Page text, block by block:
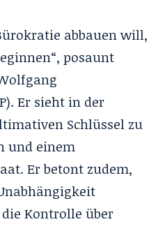
abbauen will,
posaunt
Er sieht in der
Schlüssel zu
und einem
Er betont zudem,
Kontrolle über